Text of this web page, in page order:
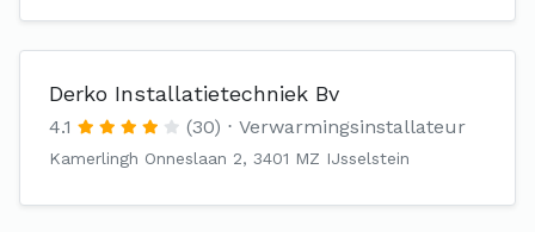
Derko Installatietechniek Bv
4.1 (30) Verwarmingsinstallateur
Kamerlingh Onneslaan 2, 3401 MZ IJsselstein